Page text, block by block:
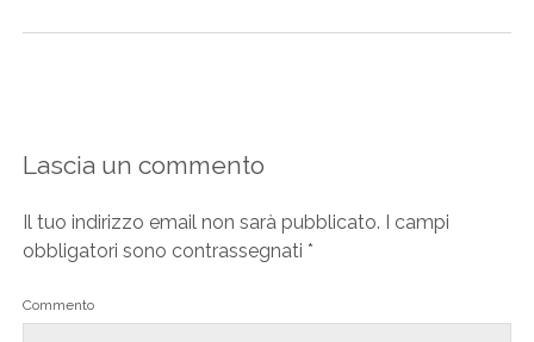
Lascia un commento
Il tuo indirizzo email non sarà pubblicato. I campi
obbligatori sono contrassegnati *
Commento